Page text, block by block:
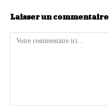
Laisser un commentaire